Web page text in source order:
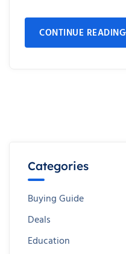
CONTINUE READING
Categories
Buying Guide
Deals
Education